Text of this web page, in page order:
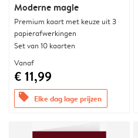
Moderne magie
Premium kaart met keuze uit 3
papierafwerkingen
Set van 10 kaarten
Vanaf
€ 11,99
offers Elke dag lage prijzen